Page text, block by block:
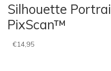
Silhouette
PixScan™
€14,95